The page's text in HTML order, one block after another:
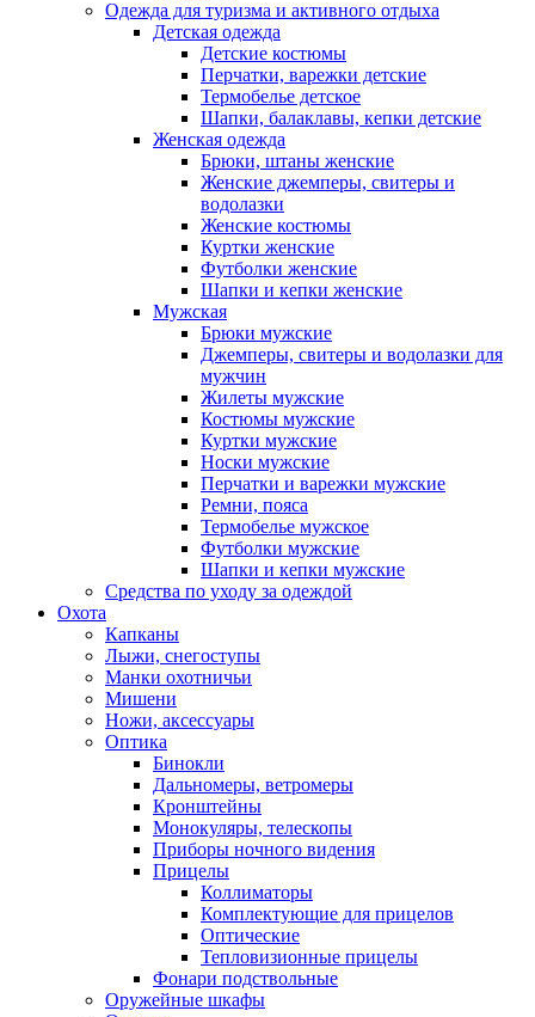
Одежда для туризма и активного отдыха
Детская одежда
Детские костюмы
Перчатки, варежки детские
Термобелье детское
Шапки, балаклавы, кепки детские
Женская одежда
Брюки, штаны женские
Женские джемперы, свитеры и
водолазки
Женские костюмы
Куртки женские
Футболки женские
Шапки и кепки женские
Мужская
Брюки мужские
Джемперы, свитеры и водолазки для
мужчин
Жилеты мужские
Костюмы мужские
Куртки мужские
Носки мужские
Перчатки и варежки мужские
Ремни, пояса
Термобелье мужское
Футболки мужские
Шапки и кепки мужские
Средства по уходу за одеждой
Охота
Капканы
Лыжи, снегоступы
Манки охотничьи
Мишени
Ножи, аксессуары
Оптика
Бинокли
Дальномеры, ветромеры
Кронштейны
Монокуляры, телескопы
Приборы ночного видения
Прицелы
Коллиматоры
Комплектующие для прицелов
Оптические
Тепловизионные прицелы
Фонари подствольные
Оружейные шкафы